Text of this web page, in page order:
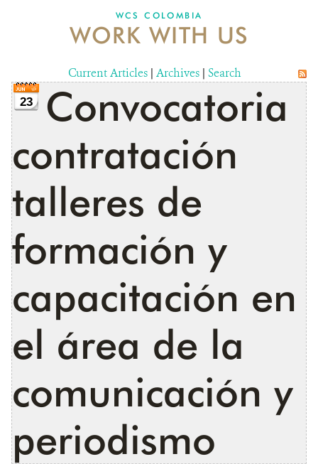
NEWS
ANNUAL REPORT WCS COLOMBIA
DONATE
WCS COLOMBIA
WORK WITH US
Current Articles | Archives | Search
23
Convocatoria
contratación
talleres de
formación y
capacitación en
el área de la
comunicación y
periodismo